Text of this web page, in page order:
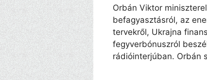
Orbán Viktor
befagyasztásról, az
tervekről, Ukrajna
fegyverbónuszról
rádióinterjúban. Orbán